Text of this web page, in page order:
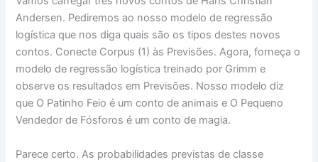
Andersen. Pediremos ao nosso modelo de regressão
logística que nos diga quais são os tipos destes novos
contos. Conecte Corpus (1) às Previsões. Agora, forneça o
modelo de regressão logística treinado por Grimm e
observe os resultados em Previsões. Nosso modelo diz
que O Patinho Feio é um conto de animais e O Pequeno
Vendedor de Fósforos é um conto de magia.
Parece certo. As probabilidades previstas de classe